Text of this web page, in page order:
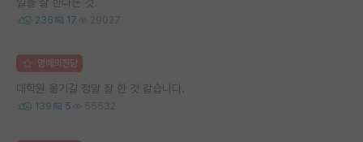
236 17 29027
명예의전당
대학원 옮기길 정말 잘 한 것 같습니다.
139 5 55532